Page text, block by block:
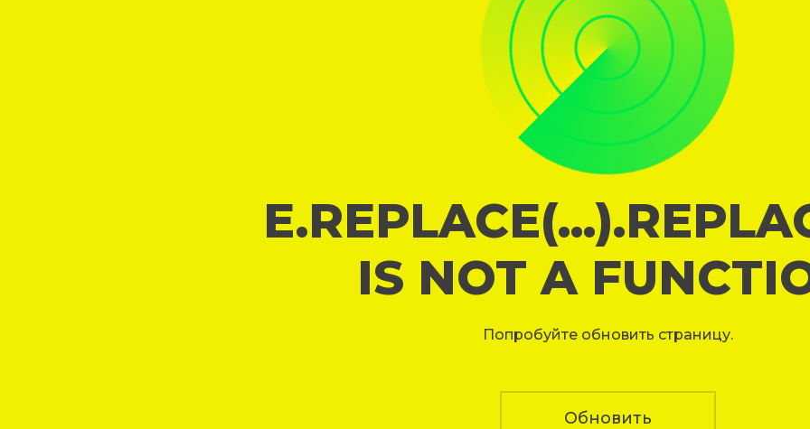
IS NOT A
Попробуйте обновить страницу.
Обновить